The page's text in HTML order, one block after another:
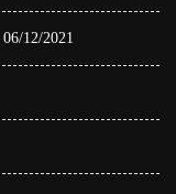
06/12/2021